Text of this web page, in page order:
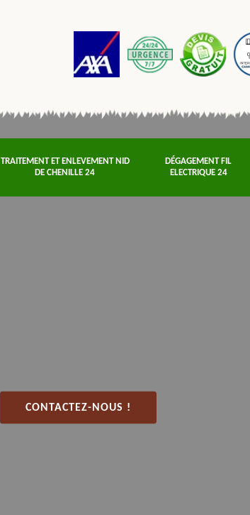
TRAITEMENT ET ENLEVEMENT NID
DE CHENILLE 24
DÉGAGEMENT FIL
ELECTRIQUE 24
CONTACTEZ-NOUS !